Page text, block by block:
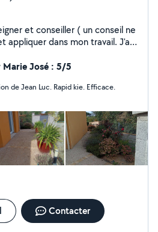
( un conseil ne
de métiers ( placo isolation ,
salle de bains , peinture ,
beton, etc),
mécanique
Marie José : 5/5
de Jean Luc. Rapid kie. Efficace.
Contacter